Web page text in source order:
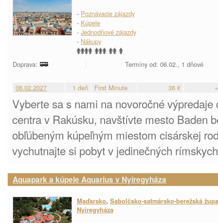
- Poznávacie zájazdy
- Kúpele
- Jednodňové zájazdy
- Nákupy
Doprava: Termíny od: 06.02., 1 dňové
06.02.2027 1 deň First Minute 36 €
Vyberte sa s nami na novoročné
centra v Rakúsku, navštívte mesto Baden
obľúbeným kúpeľným miestom cisárskej
vychutnajte si pobyt v jedinečných
Aquapark a kúpele Aquarius v Nyiregyháza
Maďarsko, Sabolčsko-satmársko-berežská župa
Nyiregyháza